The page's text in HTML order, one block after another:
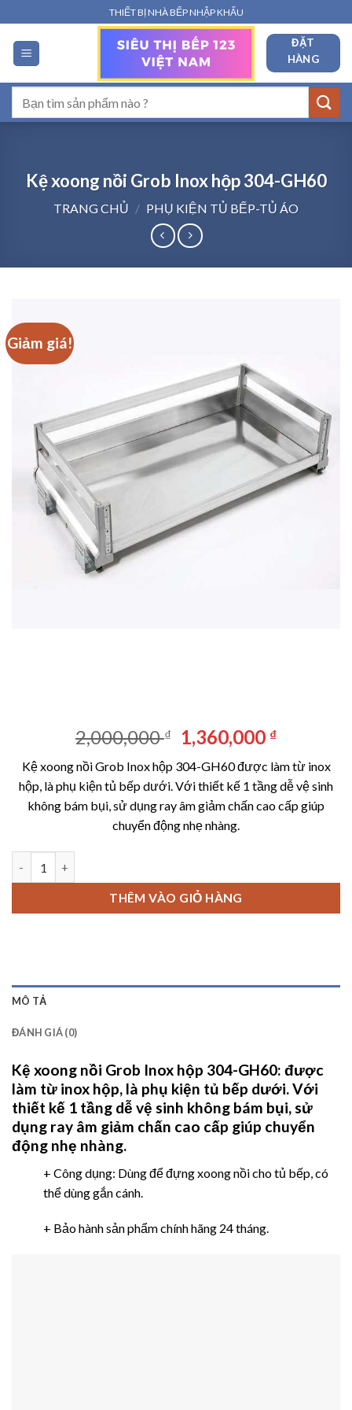
qua
nội
dung
THIẾT BỊ NHÀ BẾP NHẬP KHẨU
ĐẶT
HÀNG
kiếm:
Kệ xoong nồi Grob Inox hộp 304-GH60
TRANG CHỦ / PHỤ KIỆN TỦ BẾP-TỦ ÁO
Giảm giá!
2,000,000₫
Giá
gốc
là:
2,000,000 ₫.
1,360,000 ₫Giá
hiện
tại
là:
Kệ xoong nồi Grob Inox hộp 304-GH60 được làm từ inox
hộp, là phụ kiện tủ bếp dưới. Với thiết kế 1 tầng dễ vệ sinh
không bám bụi, sử dụng ray âm giảm chấn cao cấp giúp
chuyển động nhẹ nhàng.
THÊM VÀO GIỎ HÀNG
MÔ TẢ
ĐÁNH GIÁ (0)
Kệ xoong nồi Grob Inox hộp 304-GH60: được
làm từ inox hộp, là phụ kiện tủ bếp dưới. Với
thiết kế 1 tầng dễ vệ sinh không bám bụi, sử
dụng ray âm giảm chấn cao cấp giúp chuyển
động nhẹ nhàng.
+ Công dụng: Dùng để đựng xoong nồi cho tủ bếp, có
thể dùng gắn cánh.
+ Bảo hành sản phẩm chính hãng 24 tháng.